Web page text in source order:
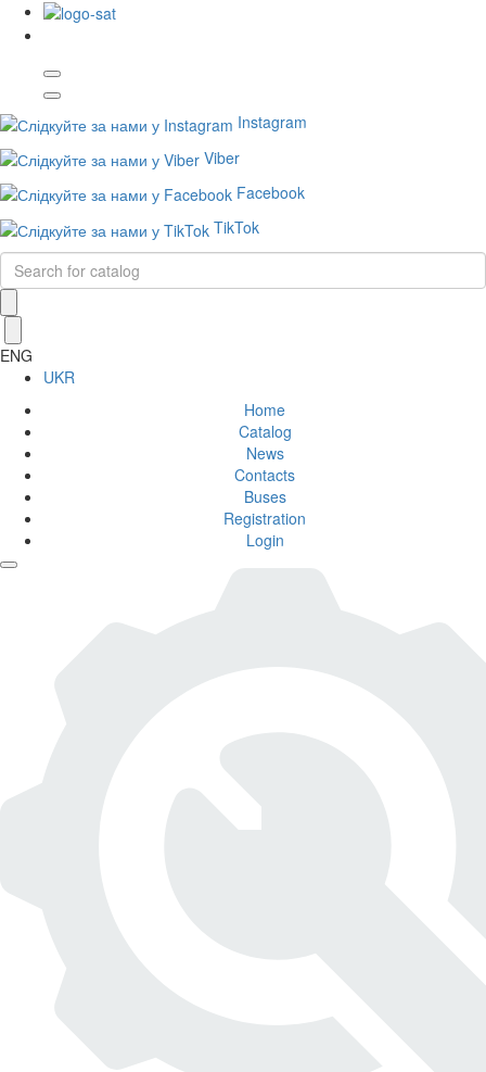
Instagram
Viber
Facebook
TikTok
ENG
UKR
Home
Catalog
News
Contacts
Buses
Registration
Login